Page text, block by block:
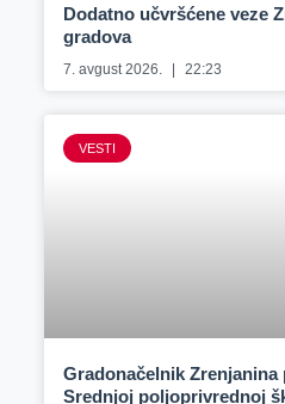
Dodatno učvršćene veze
gradova
7. avgust 2026. 22:23
VESTI
Gradonačelnik
Srednjoj poljoprivrednoj